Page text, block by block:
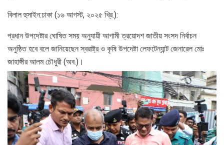
বিলাল হুসাইন:ঢাকা (১৬ আগস্ট, ২০২৫ খ্রি.):
প্রধান উপদেষ্টার ঘোষিত সময় অনুযায়ী আগামী ত্রয়োদশ জাতীয় সংসদ নির্বাচন
অনুষ্ঠিত হবে বলে জানিয়েছেন স্বরাষ্ট্র ও কৃষি উপদেষ্টা লেফটেন্যান্ট জেনারেল মোঃ
জাহাঙ্গীর আলম চৌধুরী (অব.)।